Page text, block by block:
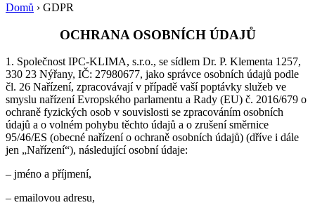
Domů › GDPR
OCHRANA OSOBNÍCH ÚDAJŮ
1. Společnost IPC-KLIMA, s.r.o., se sídlem Dr. P. Klementa 1257,
330 23 Nýřany, IČ: 27980677, jako správce osobních údajů podle
čl. 26 Nařízení, zpracovávají v případě vaší poptávky služeb ve
smyslu nařízení Evropského parlamentu a Rady (EU) č. 2016/679 o
ochraně fyzických osob v souvislosti se zpracováním osobních
údajů a o volném pohybu těchto údajů a o zrušení směrnice
95/46/ES (obecné nařízení o ochraně osobních údajů) (dříve i dále
jen „Nařízení“), následující osobní údaje:
– jméno a příjmení,
– emailovou adresu,